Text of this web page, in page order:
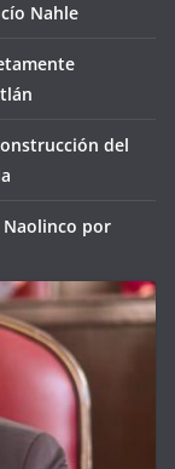
Nahle
del
por